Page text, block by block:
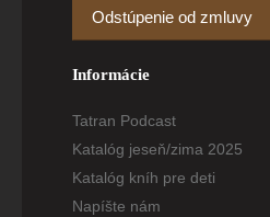
Odstúpenie od zmluvy
Informácie
Tatran Podcast
Katalóg jeseň/zima 2025
Katalóg kníh pre deti
Napíšte nám